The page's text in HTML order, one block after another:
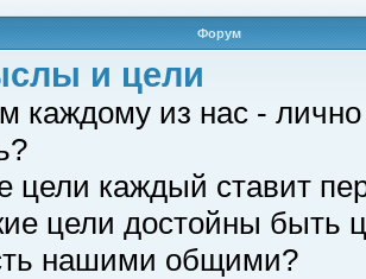
Форум
и цели
каждому из нас -
цели каждый ставит
цели достойны быть
нашими общими?